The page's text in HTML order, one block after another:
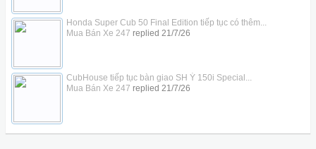
Honda Super Cub 50 Final Edition tiếp tục có thêm...
Mua Bán Xe 247 replied 21/7/26
CubHouse tiếp tục bàn giao SH Ý 150i Special...
Mua Bán Xe 247 replied 21/7/26